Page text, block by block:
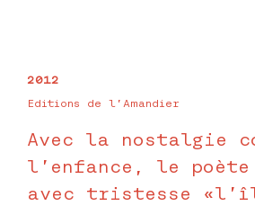
2012
Editions de l’Amandier
Avec la nostalgie
l’enfance, le poète
avec tristesse